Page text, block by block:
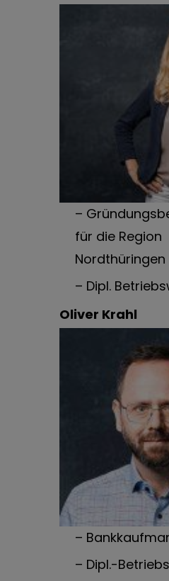
–
für die Region
Nordthüringen
– Dipl.
Oliver Krahl
–
– Dipl.-